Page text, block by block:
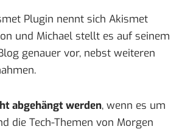
Plugin nennt sich Akismet
und Michael stellt es auf seinem
genauer vor, nebst weiteren
abgehängt werden, wenn es um
die Tech-Themen von Morgen